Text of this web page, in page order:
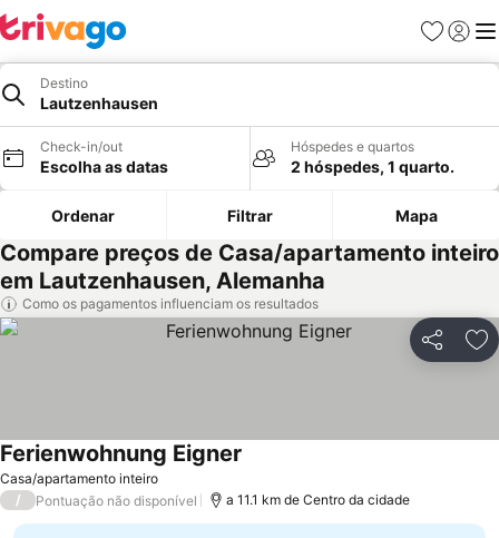
Favoritos
Iniciar
Destino
Lautzenhausen
Check-in/out
Escolha as datas
Hóspedes e quartos
2 hóspedes, 1 quarto.
Ordenar Filtrar Mapa
Compare preços de Casa/apartamento inteiro
em Lautzenhausen, Alemanha
Como os pagamentos influenciam os resultados
Partilhar
Casa/apartamento inteiro
Ferienwohnung Eigner
/ Pontuação não disponível a 11.1 km de Centro da cidade